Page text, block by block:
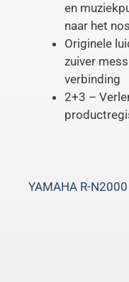
en
naar het
Originele
zuiver
verbinding
2+3 –
YAMAHA R-